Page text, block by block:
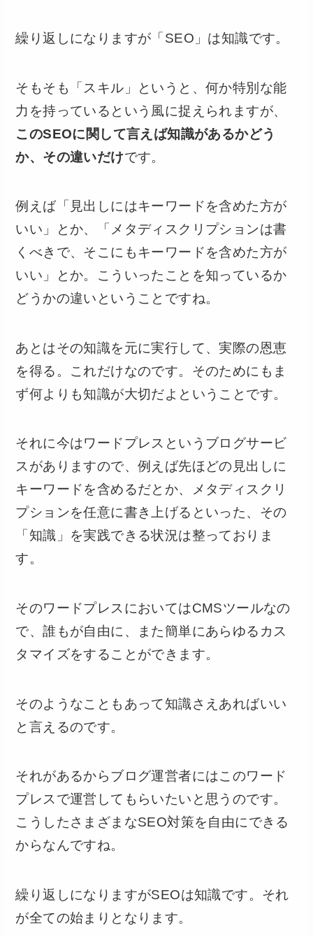
繰り返しになりますが「SEO」は知識です。
そもそも「スキル」というと、何か特別な能
力を持っているという風に捉えられますが、
このSEOに関して言えば知識があるかどう
か、その違いだけです。
例えば「見出しにはキーワードを含めた方が
いい」とか、「メタディスクリプションは書
くべきで、そこにもキーワードを含めた方が
いい」とか。こういったことを知っているか
どうかの違いということですね。
あとはその知識を元に実行して、実際の恩恵
を得る。これだけなのです。そのためにもま
ず何よりも知識が大切だよということです。
それに今はワードプレスというブログサービ
スがありますので、例えば先ほどの見出しに
キーワードを含めるだとか、メタディスクリ
プションを任意に書き上げるといった、その
「知識」を実践できる状況は整っておりま
す。
そのワードプレスにおいてはCMSツールなの
で、誰もが自由に、また簡単にあらゆるカス
タマイズをすることができます。
そのようなこともあって知識さえあればいい
と言えるのです。
それがあるからブログ運営者にはこのワード
プレスで運営してもらいたいと思うのです。
こうしたさまざまなSEO対策を自由にできる
からなんですね。
繰り返しになりますがSEOは知識です。それ
が全ての始まりとなります。